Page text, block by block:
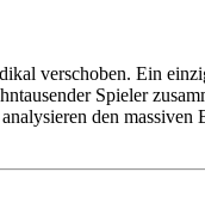
verschoben. Ein
Spieler
den massiven